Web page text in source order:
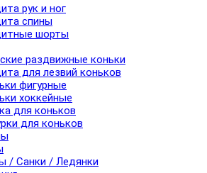
рук и ног
спины
шорты
раздвижные коньки
для лезвий коньков
фигурные
хоккейные
для коньков
для коньков
/ Санки / Ледянки